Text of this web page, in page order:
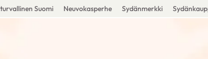
Suomi Neuvokasperhe Sydänmerkki